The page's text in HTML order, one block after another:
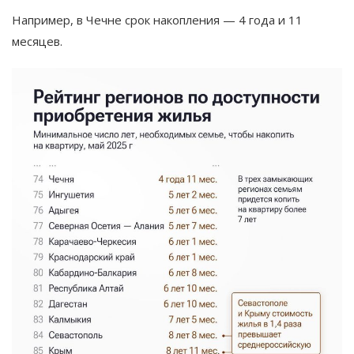
Например, в Чечне срок накопления — 4 года и 11
месяцев.